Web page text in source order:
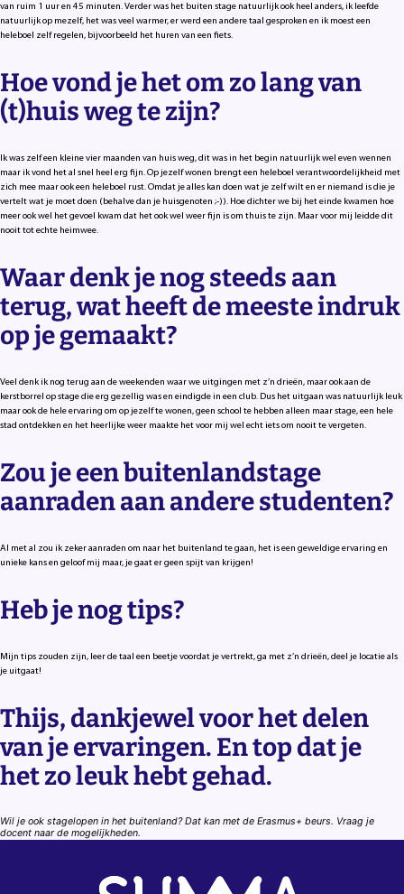
van ruim 1 uur en 45 minuten. Verder was het buiten stage natuurlijk ook heel anders, ik leefde
natuurlijk op mezelf, het was veel warmer, er werd een andere taal gesproken en ik moest een
heleboel zelf regelen, bijvoorbeeld het huren van een fiets.
Hoe vond je het om zo lang van
(t)huis weg te zijn?
Ik was zelf een kleine vier maanden van huis weg, dit was in het begin natuurlijk wel even wennen
maar ik vond het al snel heel erg fijn. Op jezelf wonen brengt een heleboel verantwoordelijkheid met
zich mee maar ook een heleboel rust. Omdat je alles kan doen wat je zelf wilt en er niemand is die je
vertelt wat je moet doen (behalve dan je huisgenoten ;-)). Hoe dichter we bij het einde kwamen hoe
meer ook wel het gevoel kwam dat het ook wel weer fijn is om thuis te zijn. Maar voor mij leidde dit
nooit tot echte heimwee.
Waar denk je nog steeds aan
terug, wat heeft de meeste indruk
op je gemaakt?
Veel denk ik nog terug aan de weekenden waar we uitgingen met z’n drieën, maar ook aan de
kerstborrel op stage die erg gezellig was en eindigde in een club. Dus het uitgaan was natuurlijk leuk
maar ook de hele ervaring om op jezelf te wonen, geen school te hebben alleen maar stage, een hele
stad ontdekken en het heerlijke weer maakte het voor mij wel echt iets om nooit te vergeten.
Zou je een buitenlandstage
aanraden aan andere studenten?
Al met al zou ik zeker aanraden om naar het buitenland te gaan, het is een geweldige ervaring en
unieke kans en geloof mij maar, je gaat er geen spijt van krijgen!
Heb je nog tips?
Mijn tips zouden zijn, leer de taal een beetje voordat je vertrekt, ga met z’n drieën, deel je locatie als
je uitgaat!
Thijs, dankjewel voor het delen
van je ervaringen. En top dat je
het zo leuk hebt gehad.
Wil je ook stagelopen in het buitenland? Dat kan met de Erasmus+ beurs. Vraag je
docent naar de mogelijkheden.